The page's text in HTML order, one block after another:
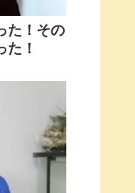
た！その
た！